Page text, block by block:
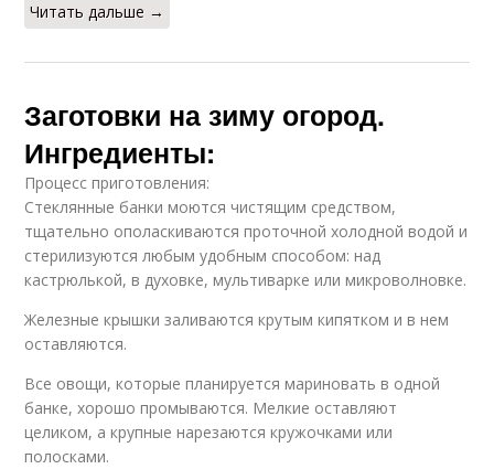
Читать дальше →
Заготовки на зиму огород.
Ингредиенты:
Процесс приготовления:
Стеклянные банки моются чистящим средством,
тщательно ополаскиваются проточной холодной водой и
стерилизуются любым удобным способом: над
кастрюлькой, в духовке, мультиварке или микроволновке.
Железные крышки заливаются крутым кипятком и в нем
оставляются.
Все овощи, которые планируется мариновать в одной
банке, хорошо промываются. Мелкие оставляют
целиком, а крупные нарезаются кружочками или
полосками.